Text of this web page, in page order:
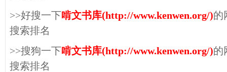
>>好搜一下啃文书库(http://www.kenwen.org/)的
搜索排名
>>搜狗一下啃文书库(http://www.kenwen.org/)的
搜索排名